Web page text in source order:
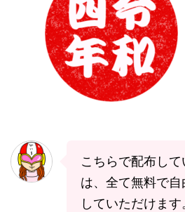
こちらで配布し
は、全て無料で
していただけま